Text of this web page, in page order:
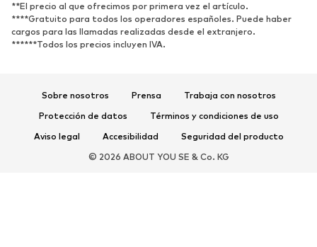
Zapatillas de deporte
Botines
Zapatos de tacón y plataforma Botas
Zapatillas de casa
Exclusivo
**El precio al que ofrecimos por primera vez el artículo.
****Gratuito para todos los operadores españoles. Puede haber
cargos para las llamadas realizadas desde el extranjero.
******Todos los precios incluyen IVA.
Sobre nosotros Prensa
Trabaja con nosotros
Protección de datos
Términos y condiciones de uso
Aviso legal
Accesibilidad
Seguridad del producto
© 2026 ABOUT YOU SE & Co. KG